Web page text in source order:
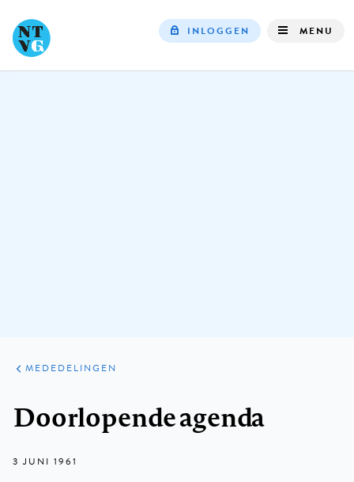
INLOGGEN MENU
ARTIKELEN
VARIA
MEDEDELINGEN
Doorlopende agenda
3 JUNI 1961